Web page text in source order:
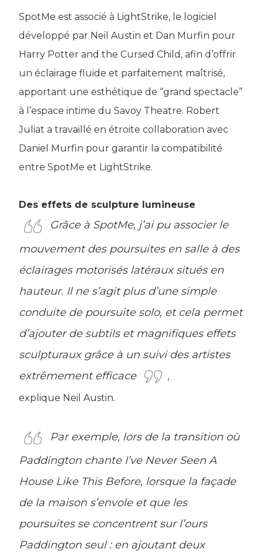
SpotMe est associé à LightStrike, le logiciel
développé par Neil Austin et Dan Murfin pour
Harry Potter and the Cursed Child, afin d’offrir
un éclairage fluide et parfaitement maîtrisé,
apportant une esthétique de “grand spectacle”
à l’espace intime du Savoy Theatre. Robert
Juliat a travaillé en étroite collaboration avec
Daniel Murfin pour garantir la compatibilité
entre SpotMe et LightStrike.
Des effets de sculpture lumineuse
Grâce à SpotMe, j’ai pu associer le
mouvement des poursuites en salle à des
éclairages motorisés latéraux situés en
hauteur. Il ne s’agit plus d’une simple
conduite de poursuite solo, et cela permet
d’ajouter de subtils et magnifiques effets
sculpturaux grâce à un suivi des artistes
extrêmement efficace
,
explique Neil Austin.
Par exemple, lors de la transition où
Paddington chante I’ve Never Seen A
House Like This Before, lorsque la façade
de la maison s’envole et que les
poursuites se concentrent sur l’ours
Paddington seul : en ajoutant deux